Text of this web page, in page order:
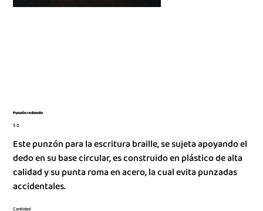
Punzón redondo
Precio
$ 0
Este punzón para la escritura braille, se sujeta apoyando el
dedo en su base circular, es construido en plástico de alta
calidad y su punta roma en acero, la cual evita punzadas
accidentales.
Cantidad